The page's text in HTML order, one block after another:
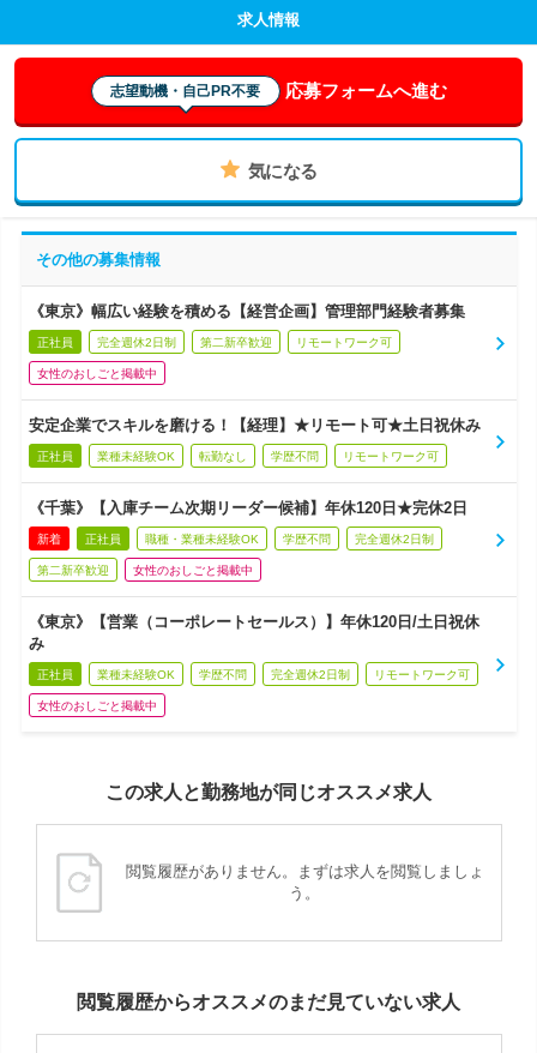
求人情報
志望動機・自己PR不要 応募フォームへ進む
気になる
その他の募集情報
《東京》幅広い経験を積める【経営企画】管理部門経験者募集
正社員 完全週休2日制 第二新卒歓迎 リモートワーク可
女性のおしごと掲載中
安定企業でスキルを磨ける！【経理】★リモート可★土日祝休み
正社員 業種未経験OK 転勤なし 学歴不問 リモートワーク可
《千葉》【入庫チーム次期リーダー候補】年休120日★完休2日
新着 正社員 職種・業種未経験OK 学歴不問 完全週休2日制
第二新卒歓迎 女性のおしごと掲載中
《東京》【営業（コーポレートセールス）】年休120日/土日祝休
み
正社員 業種未経験OK 学歴不問 完全週休2日制 リモートワーク可
女性のおしごと掲載中
この求人と勤務地が同じオススメ求人
閲覧履歴がありません。まずは求人を閲覧しましょ
う。
閲覧履歴からオススメのまだ見ていない求人